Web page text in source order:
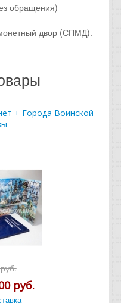
обращения)
двор (СПМД).
+ Города Воинской
руб.